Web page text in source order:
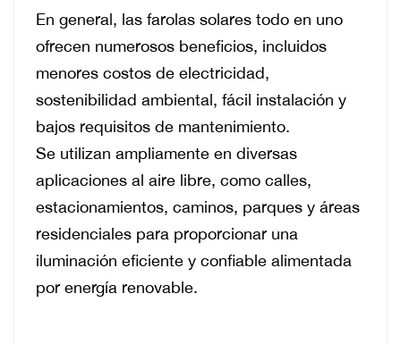
En general, las farolas solares todo en uno
ofrecen numerosos beneficios, incluidos
menores costos de electricidad,
sostenibilidad ambiental, fácil instalación y
bajos requisitos de mantenimiento.
Se utilizan ampliamente en diversas
aplicaciones al aire libre, como calles,
estacionamientos, caminos, parques y áreas
residenciales para proporcionar una
iluminación eficiente y confiable alimentada
por energía renovable.